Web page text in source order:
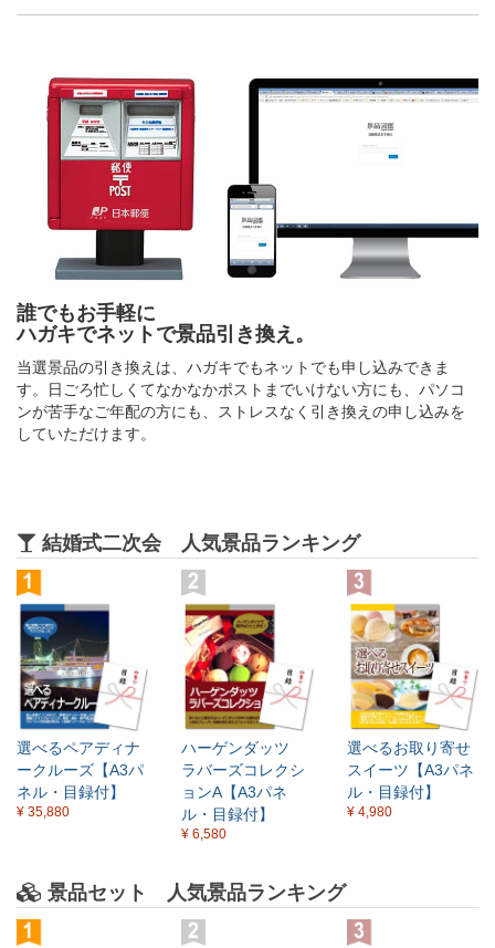
誰でもお手軽に
ハガキでネットで景品引き換え。
当選景品の引き換えは、ハガキでもネットでも申し込みできま
す。日ごろ忙しくてなかなかポストまでいけない方にも、パソコ
ンが苦手なご年配の方にも、ストレスなく引き換えの申し込みを
していただけます。
結婚式二次会 人気景品ランキング
選べるペアディナ
ークルーズ【A3パ
ネル・目録付】
¥ 35,880
ハーゲンダッツ
ラバーズコレクシ
ョンA【A3パネ
ル・目録付】
¥ 6,580
選べるお取り寄せ
スイーツ【A3パネ
ル・目録付】
¥ 4,980
景品セット 人気景品ランキング